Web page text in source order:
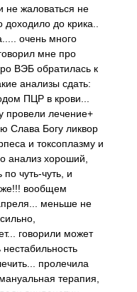
не жаловаться не
до крика..
очень много
мне про
ВЭБ обратилась к
анализы сдать:
ПЦР в крови...
провели лечение+
Слава Богу ликвор
и токсоплазму и
анализ хороший,
чуть-чуть, и
вообщем
меньше не
говорили может
пролечила
терапия,